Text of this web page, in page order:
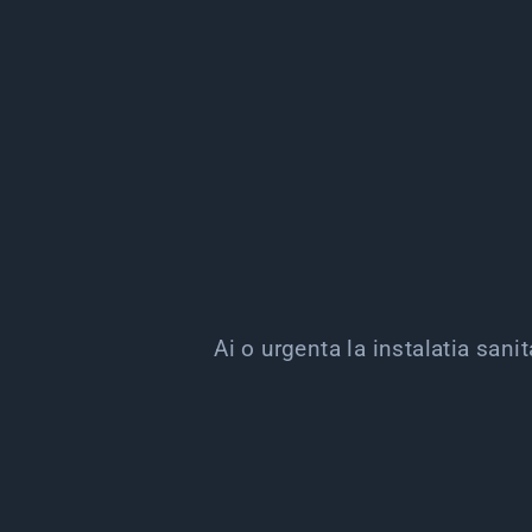
Ai o urgenta la instalatia